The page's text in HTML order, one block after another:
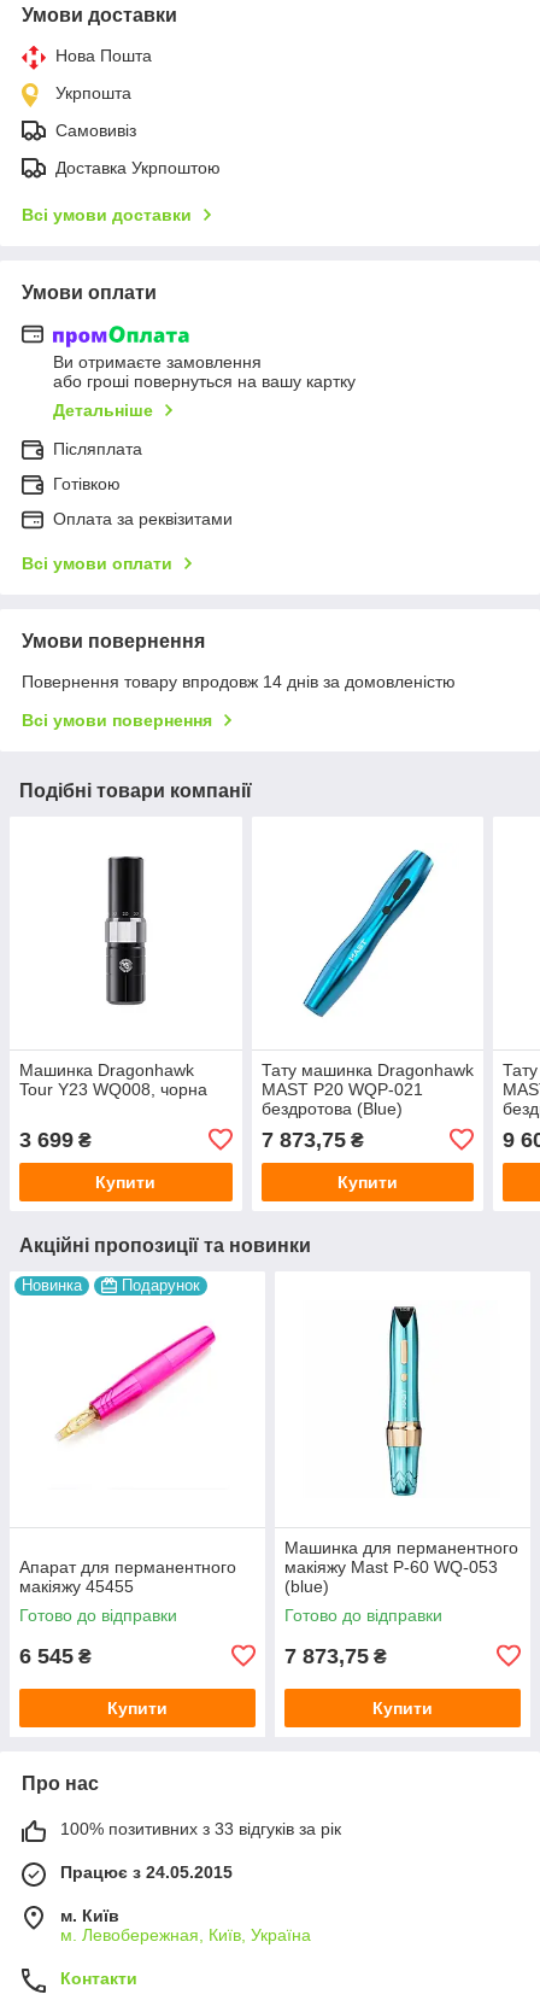
Умови доставки
Нова Пошта
Укрпошта
Самовивіз
Доставка Укрпоштою
Всі умови доставки
Умови оплати
Ви отримаєте замовлення
або гроші повернуться на вашу картку
Детальніше
Післяплата
Готівкою
Оплата за реквізитами
Всі умови оплати
Умови повернення
Повернення товару впродовж 14 днів за домовленістю
Всі умови повернення
Подібні товари компанії
Машинка Dragonhawk
Tour Y23 WQ008, чорна
3 699 ₴
Купити
Тату машинка Dragonhawk
MAST P20 WQP-021
бездротова (Blue)
7 873,75₴
Купити
9
Акційні пропозиції та новинки
Новинка Подарунок
Апарат для перманентного
макіяжу 45455
Готово до відправки
6 545 ₴
Купити
Машинка для перманентного
макіяжу Mast P-60 WQ-053
(blue)
Готово до відправки
7 873,75 ₴
Купити
Про нас
100% позитивних з 33 відгуків за рік
Працює з 24.05.2015
м. Київ
м. Левобережная, Київ, Україна
Контакти